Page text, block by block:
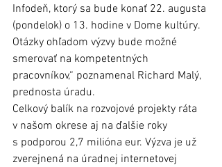
Infodeň, ktorý sa bude konať 22. augusta
(pondelok) o 13. hodine v Dome kultúry.
Otázky ohľadom výzvy bude možné
smerovať na kompetentných
pracovníkov,“ poznamenal Richard Malý,
prednosta úradu.
Celkový balík na rozvojové projekty ráta
v našom okrese aj na ďalšie roky
s podporou 2,7 milióna eur. Výzva je už
zverejnená na úradnej internetovej